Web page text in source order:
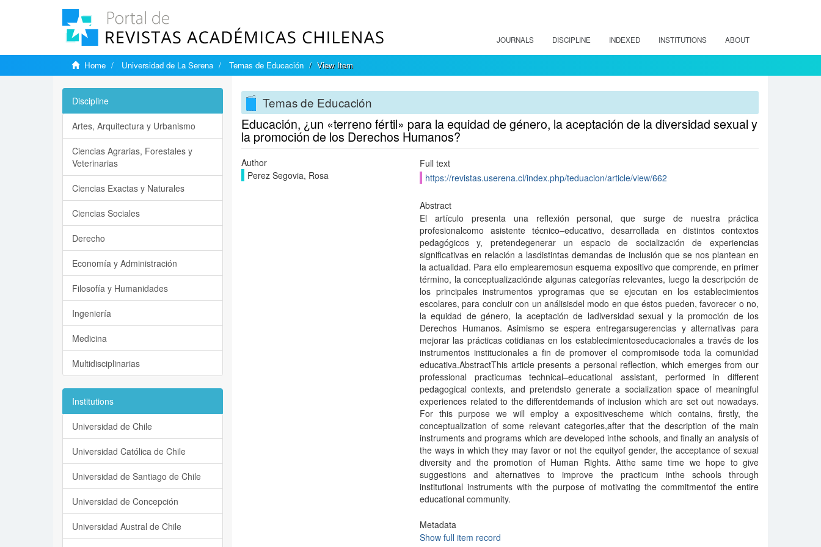
JOURNALS DISCIPLINE INDEXED INSTITUTIONS ABOUT
Home Universidad de La Serena Temas de Educación View Item
Temas de Educación
Educación, ¿un «terreno fértil» para la equidad de género, la aceptación de la diversidad sexual y
la promoción de los Derechos Humanos?
Author
Perez Segovia, Rosa
Full text
https://revistas.userena.cl/index.php/teduacion/article/view/662
Abstract
El artículo presenta una reflexión personal, que surge de nuestra práctica
profesionalcomo asistente técnico–educativo, desarrollada en distintos contextos
pedagógicos y, pretendegenerar un espacio de socialización de experiencias
significativas en relación a lasdistintas demandas de inclusión que se nos plantean en
la actualidad. Para ello emplearemosun esquema expositivo que comprende, en primer
término, la conceptualizaciónde algunas categorías relevantes, luego la descripción de
los principales instrumentos yprogramas que se ejecutan en los establecimientos
escolares, para concluir con un análisisdel modo en que éstos pueden, favorecer o no,
la equidad de género, la aceptación de ladiversidad sexual y la promoción de los
Derechos Humanos. Asimismo se espera entregarsugerencias y alternativas para
mejorar las prácticas cotidianas en los establecimientoseducacionales a través de los
instrumentos institucionales a fin de promover el compromisode toda la comunidad
educativa.AbstractThis article presents a personal reflection, which emerges from our
professional practicumas technical–educational assistant, performed in different
pedagogical contexts, and pretendsto generate a socialization space of meaningful
experiences related to the differentdemands of inclusion which are set out nowadays.
For this purpose we will employ a expositivescheme which contains, firstly, the
conceptualization of some relevant categories,after that the description of the main
instruments and programs which are developed inthe schools, and finally an analysis of
the ways in which they may favor or not the equityof gender, the acceptance of sexual
diversity and the promotion of Human Rights. Atthe same time we hope to give
suggestions and alternatives to improve the practicum inthe schools through
institutional instruments with the purpose of motivating the commitmentof the entire
educational community.
Metadata
Show full item record
Discipline
Artes, Arquitectura y Urbanismo
Ciencias Agrarias, Forestales y
Veterinarias
Ciencias Exactas y Naturales
Ciencias Sociales
Derecho
Economía y Administración
Filosofía y Humanidades
Ingeniería
Medicina
Multidisciplinarias
Institutions
Universidad de Chile
Universidad Católica de Chile
Universidad de Santiago de Chile
Universidad de Concepción
Universidad Austral de Chile